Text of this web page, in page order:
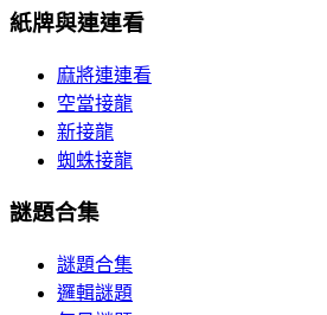
紙牌與連連看
麻將連連看
空當接龍
新接龍
蜘蛛接龍
謎題合集
謎題合集
邏輯謎題